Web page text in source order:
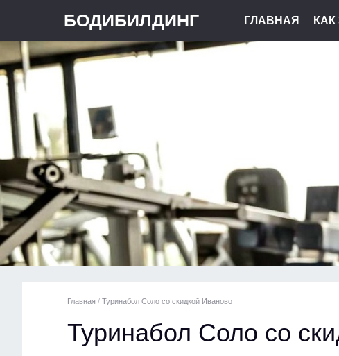
БОДИБИЛДИНГ ГЛАВНАЯ
Главная / Туринабол Соло со скидкой Иваново
Туринабол Соло со